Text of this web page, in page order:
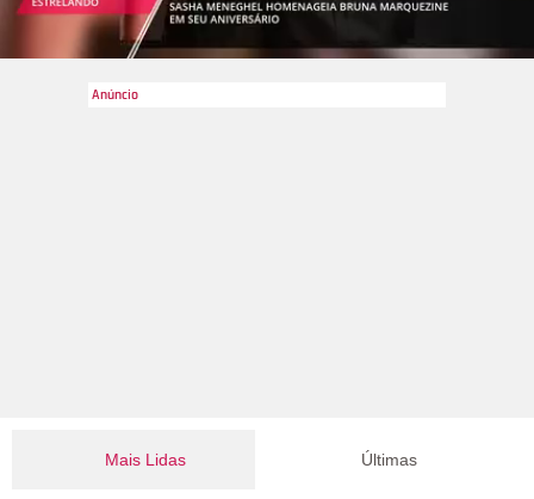
Mais Lidas Últimas